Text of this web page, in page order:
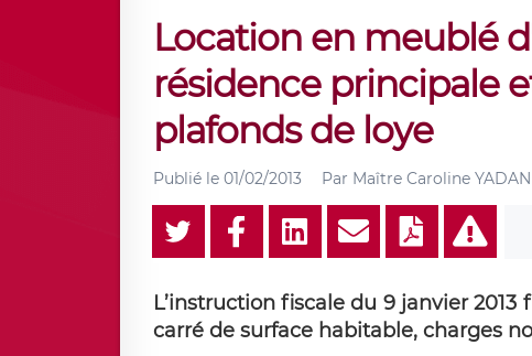
Location en meublé
résidence principale
plafonds de loye
Publié le 01/02/2013 Par Maître Caroline YADAN
L’instruction fiscale du 9 janvier
carré de surface habitable, charges